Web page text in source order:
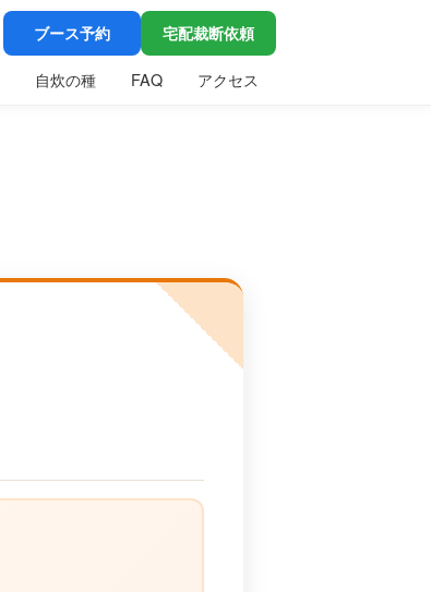
ブース予約 宅配裁断依頼
自炊の種 FAQ アクセス